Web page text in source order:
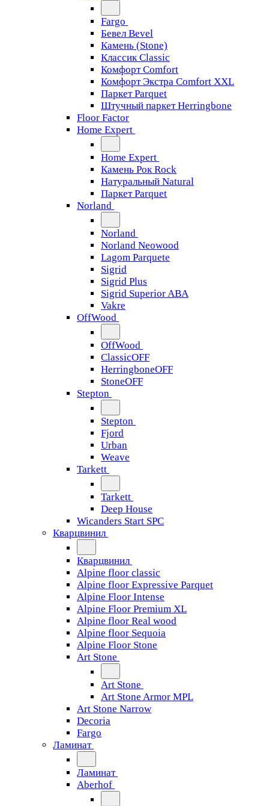
Fargo
Бевел Bevel
Камень (Stone)
Классик Classic
Комфорт Comfort
Комфорт Экстра Comfort XXL
Паркет Parquet
Штучный паркет Herringbone
Floor Factor
Home Expert
Home Expert
Камень Рок Rock
Натуральный Natural
Паркет Parquet
Norland
Norland
Norland Neowood
Lagom Parquete
Sigrid
Sigrid Plus
Sigrid Superior ABA
Vakre
OffWood
OffWood
ClassicOFF
HerringboneOFF
StoneOFF
Stepton
Stepton
Fjord
Urban
Weave
Tarkett
Tarkett
Deep House
Wicanders Start SPC
Кварцвинил
Кварцвинил
Alpine floor classic
Alpine floor Expressive Parquet
Alpine Floor Intense
Alpine Floor Premium XL
Alpine floor Real wood
Alpine floor Sequoia
Alpine Floor Stone
Art Stone
Art Stone
Art Stone Armor MPL
Art Stone Narrow
Decoria
Fargo
Ламинат
Ламинат
Aberhof